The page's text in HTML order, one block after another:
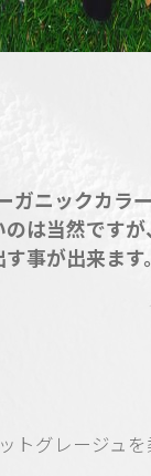
ガニックカラ
は当然です
事が出来ます。
トグレージュを